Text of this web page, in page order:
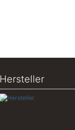
Hersteller